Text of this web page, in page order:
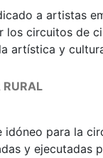
a artistas
los circuitos de
artística y
RURAL
idóneo para la
y ejecutadas